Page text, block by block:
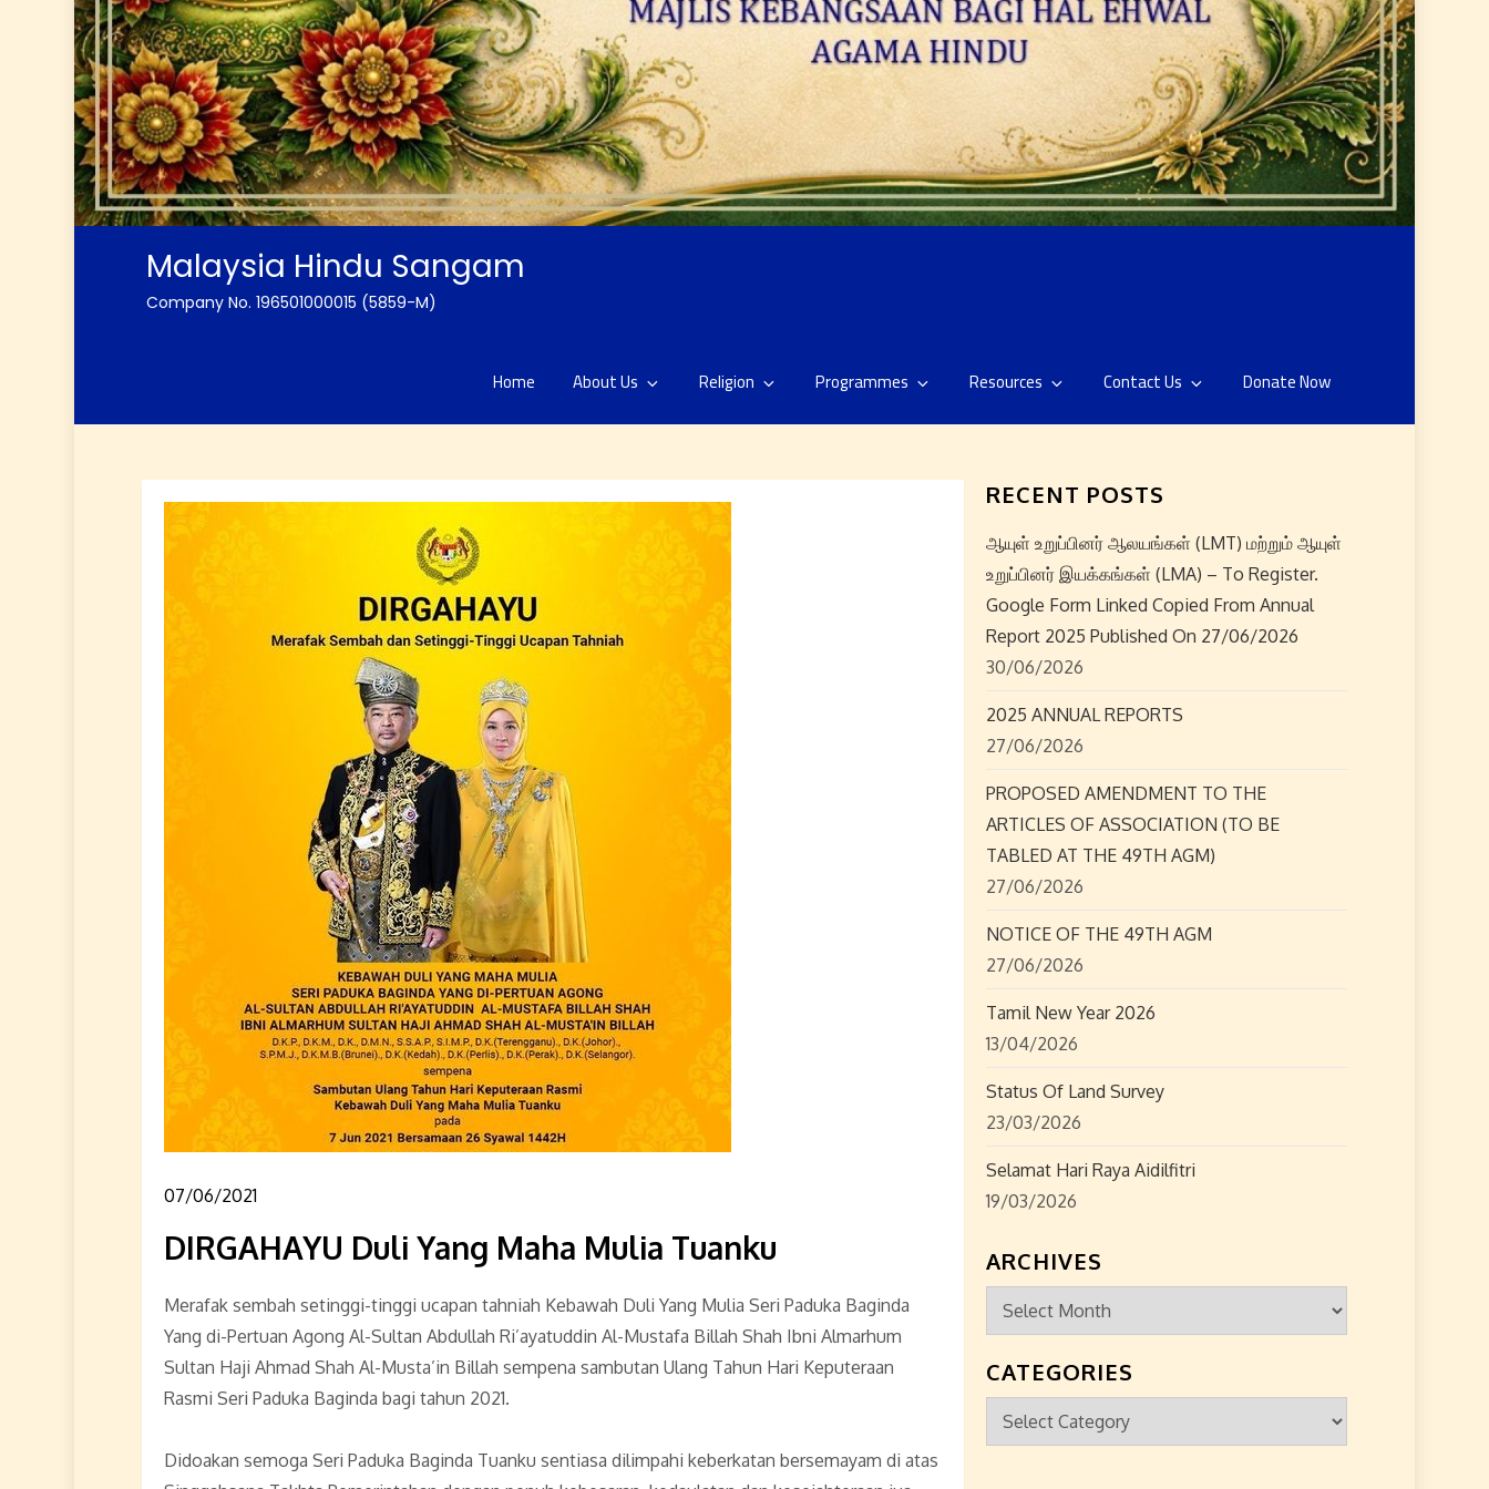
Malaysia Hindu Sangam
Company No. 196501000015 (5859-M)
Home About Us Religion Programmes Resources Contact Us Donate Now
07/06/2021
DIRGAHAYU Duli Yang Maha Mulia Tuanku
Merafak sembah setinggi-tinggi ucapan tahniah Kebawah Duli Yang Mulia Seri Paduka Baginda
Yang di-Pertuan Agong Al-Sultan Abdullah Ri’ayatuddin Al-Mustafa Billah Shah Ibni Almarhum
Sultan Haji Ahmad Shah Al-Musta’in Billah sempena sambutan Ulang Tahun Hari Keputeraan
Rasmi Seri Paduka Baginda bagi tahun 2021.
Didoakan semoga Seri Paduka Baginda Tuanku sentiasa dilimpahi keberkatan bersemayam di atas
RECENT POSTS
ஆயுள் உறுப்பினர் ஆலயங்கள் (LMT) மற்றும் ஆயுள்
உறுப்பினர் இயக்கங்கள் (LMA) – To Register.
Google Form Linked Copied From Annual
Report 2025 Published On 27/06/2026
30/06/2026
2025 ANNUAL REPORTS
27/06/2026
PROPOSED AMENDMENT TO THE
ARTICLES OF ASSOCIATION (TO BE
TABLED AT THE 49TH AGM)
27/06/2026
NOTICE OF THE 49TH AGM
27/06/2026
Tamil New Year 2026
13/04/2026
Status Of Land Survey
23/03/2026
Selamat Hari Raya Aidilfitri
19/03/2026
ARCHIVES
Archives
CATEGORIES
Categories